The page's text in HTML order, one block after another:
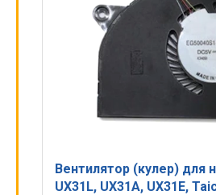
Вентилятор (кулер) для
UX31L, UX31A, UX31E,